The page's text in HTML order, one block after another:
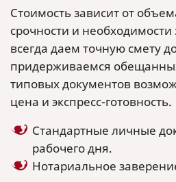
Стоимость зависит от
срочности и
всегда даем точную смету
придерживаемся
типовых документов
цена и экспресс-готовность.
Стандартные личные
рабочего дня.
Нотариальное